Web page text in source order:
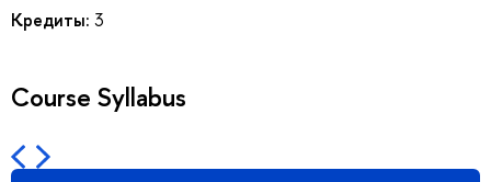
Кредиты: 3
Course Syllabus